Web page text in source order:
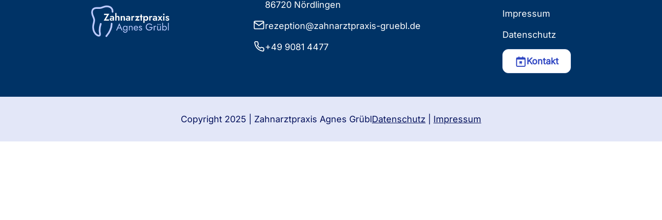
86720 Nördlingen
rezeption@zahnarztpraxis-gruebl.de
+49 9081 4477
Impressum
Datenschutz
Kontakt
Copyright 2025 | Zahnarztpraxis Agnes GrüblDatenschutz Impressum